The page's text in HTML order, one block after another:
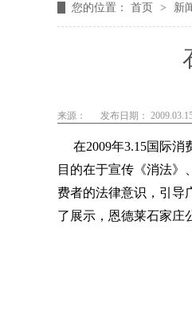
您的位置： 首页 > 新
来源： 发布日期：
在2009年3.15国际消
目的在于宣传《消法》
费者的法律意识，引导
了展示，恩德莱石家庄